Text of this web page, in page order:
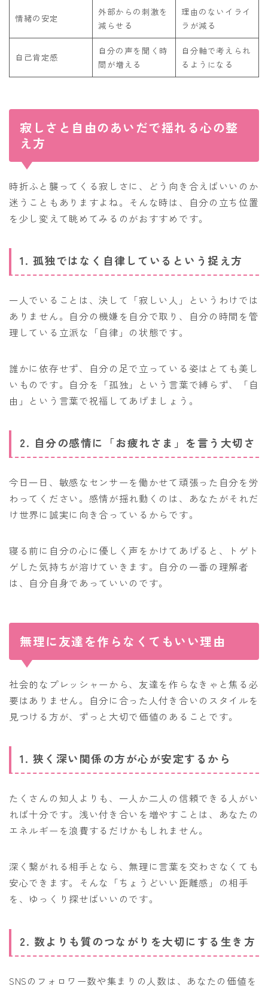
情緒の安定
外部からの刺激を
減らせる
理由のないイライ
ラが減る
自己肯定感
自分の声を聞く時
間が増える
自分軸で考えられ
るようになる
寂しさと自由のあいだで揺れる心の整
え方
時折ふと襲ってくる寂しさに、どう向き合えばいいのか
迷うこともありますよね。そんな時は、自分の立ち位置
を少し変えて眺めてみるのがおすすめです。
1. 孤独ではなく自律しているという捉え方
一人でいることは、決して「寂しい人」というわけでは
ありません。自分の機嫌を自分で取り、自分の時間を管
理している立派な「自律」の状態です。
誰かに依存せず、自分の足で立っている姿はとても美し
いものです。自分を「孤独」という言葉で縛らず、「自
由」という言葉で祝福してあげましょう。
2. 自分の感情に「お疲れさま」を言う大切さ
今日一日、敏感なセンサーを働かせて頑張った自分を労
わってください。感情が揺れ動くのは、あなたがそれだ
け世界に誠実に向き合っているからです。
寝る前に自分の心に優しく声をかけてあげると、トゲト
ゲした気持ちが溶けていきます。自分の一番の理解者
は、自分自身であっていいのです。
無理に友達を作らなくてもいい理由
社会的なプレッシャーから、友達を作らなきゃと焦る必
要はありません。自分に合った人付き合いのスタイルを
見つける方が、ずっと大切で価値のあることです。
1. 狭く深い関係の方が心が安定するから
たくさんの知人よりも、一人か二人の信頼できる人がい
れば十分です。浅い付き合いを増やすことは、あなたの
エネルギーを浪費するだけかもしれません。
深く繋がれる相手となら、無理に言葉を交わさなくても
安心できます。そんな「ちょうどいい距離感」の相手
を、ゆっくり探せばいいのです。
2. 数よりも質のつながりを大切にする生き方
SNSのフォロワー数や集まりの人数は、あなたの価値を